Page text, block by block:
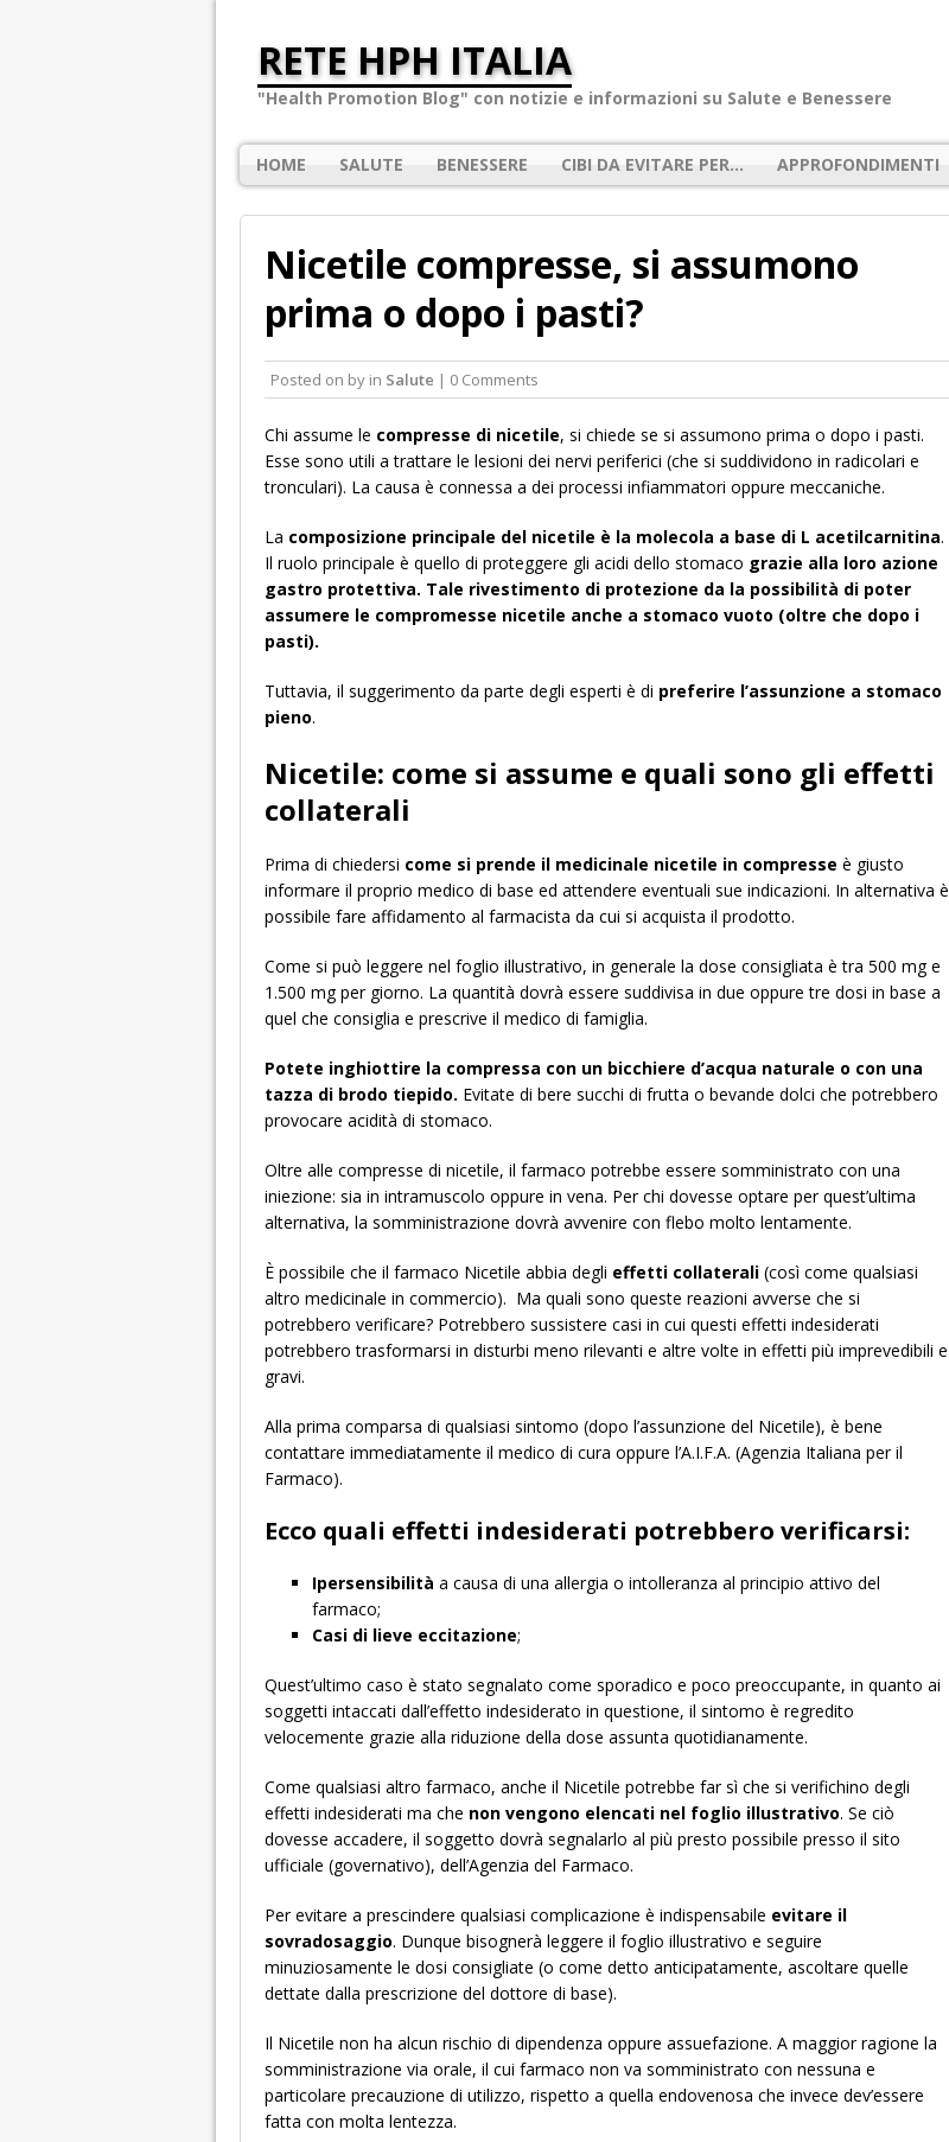
RETE HPH ITALIA
"Health Promotion Blog" con notizie e informazioni su Salute e Benessere
HOME SALUTE BENESSERE CIBI DA EVITARE PER… APPROFONDIMENTI
Nicetile compresse, si assumono
prima o dopo i pasti?
Posted on by in Salute | 0 Comments
Chi assume le compresse di nicetile, si chiede se si assumono prima o dopo i pasti.
Esse sono utili a trattare le lesioni dei nervi periferici (che si suddividono in radicolari e
tronculari). La causa è connessa a dei processi infiammatori oppure meccaniche.
La composizione principale del nicetile è la molecola a base di L acetilcarnitina.
Il ruolo principale è quello di proteggere gli acidi dello stomaco grazie alla loro azione
gastro protettiva. Tale rivestimento di protezione da la possibilità di poter
assumere le compromesse nicetile anche a stomaco vuoto (oltre che dopo i
pasti).
Tuttavia, il suggerimento da parte degli esperti è di preferire l’assunzione a stomaco
pieno.
Nicetile: come si assume e quali sono gli effetti
collaterali
Prima di chiedersi come si prende il medicinale nicetile in compresse è giusto
informare il proprio medico di base ed attendere eventuali sue indicazioni. In alternativa è
possibile fare affidamento al farmacista da cui si acquista il prodotto.
Come si può leggere nel foglio illustrativo, in generale la dose consigliata è tra 500 mg e
1.500 mg per giorno. La quantità dovrà essere suddivisa in due oppure tre dosi in base a
quel che consiglia e prescrive il medico di famiglia.
Potete inghiottire la compressa con un bicchiere d’acqua naturale o con una
tazza di brodo tiepido. Evitate di bere succhi di frutta o bevande dolci che potrebbero
provocare acidità di stomaco.
Oltre alle compresse di nicetile, il farmaco potrebbe essere somministrato con una
iniezione: sia in intramuscolo oppure in vena. Per chi dovesse optare per quest’ultima
alternativa, la somministrazione dovrà avvenire con flebo molto lentamente.
È possibile che il farmaco Nicetile abbia degli effetti collaterali (così come qualsiasi
altro medicinale in commercio). Ma quali sono queste reazioni avverse che si
potrebbero verificare? Potrebbero sussistere casi in cui questi effetti indesiderati
potrebbero trasformarsi in disturbi meno rilevanti e altre volte in effetti più imprevedibili e
gravi.
Alla prima comparsa di qualsiasi sintomo (dopo l’assunzione del Nicetile), è bene
contattare immediatamente il medico di cura oppure l’A.I.F.A. (Agenzia Italiana per il
Farmaco).
Ecco quali effetti indesiderati potrebbero verificarsi:
Ipersensibilità a causa di una allergia o intolleranza al principio attivo del
farmaco;
Casi di lieve eccitazione;
Quest’ultimo caso è stato segnalato come sporadico e poco preoccupante, in quanto ai
soggetti intaccati dall’effetto indesiderato in questione, il sintomo è regredito
velocemente grazie alla riduzione della dose assunta quotidianamente.
Come qualsiasi altro farmaco, anche il Nicetile potrebbe far sì che si verifichino degli
effetti indesiderati ma che non vengono elencati nel foglio illustrativo. Se ciò
dovesse accadere, il soggetto dovrà segnalarlo al più presto possibile presso il sito
ufficiale (governativo), dell’Agenzia del Farmaco.
Per evitare a prescindere qualsiasi complicazione è indispensabile evitare il
sovradosaggio. Dunque bisognerà leggere il foglio illustrativo e seguire
minuziosamente le dosi consigliate (o come detto anticipatamente, ascoltare quelle
dettate dalla prescrizione del dottore di base).
Il Nicetile non ha alcun rischio di dipendenza oppure assuefazione. A maggior ragione la
somministrazione via orale, il cui farmaco non va somministrato con nessuna e
particolare precauzione di utilizzo, rispetto a quella endovenosa che invece dev’essere
fatta con molta lentezza.